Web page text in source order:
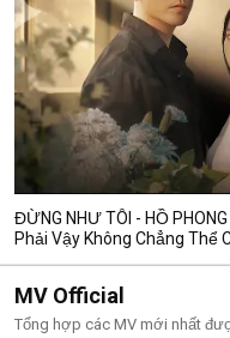
ĐỪNG NHƯ TÔI - HỒ
Phải Vậy Không Chẳng Thể
MV Official
Tổng hợp các MV mới nhất